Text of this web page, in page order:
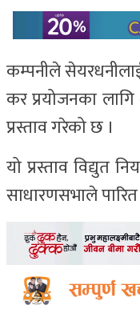
कम्पनीले
कर प्रयोजनका
प्रस्ताव गरेको छ ।
यो प्रस्ताव विद्युत
साधारणसभाले